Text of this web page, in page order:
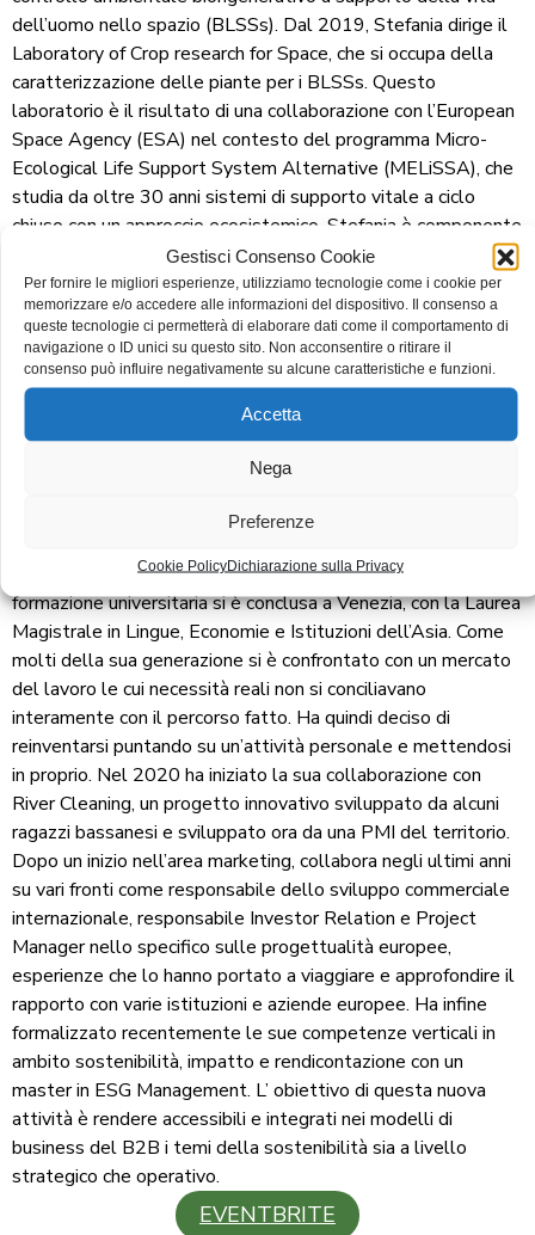
Gestisci Consenso Cookie
Per fornire le migliori esperienze, utilizziamo tecnologie come i cookie per
memorizzare e/o accedere alle informazioni del dispositivo. Il consenso a
queste tecnologie ci permetterà di elaborare dati come il comportamento di
navigazione o ID unici su questo sito. Non acconsentire o ritirare il
consenso può influire negativamente su alcune caratteristiche e funzioni.
Accetta
Nega
Preferenze
Cookie PolicyDichiarazione sulla Privacy
dell’uomo nello spazio (BLSSs). Dal 2019, Stefania dirige il
Laboratory of Crop research for Space, che si occupa della
caratterizzazione delle piante per i BLSSs. Questo
laboratorio è il risultato di una collaborazione con l’European
Space Agency (ESA) nel contesto del programma Micro-
Ecological Life Support System Alternative (MELiSSA), che
studia da oltre 30 anni sistemi di supporto vitale a ciclo
chiuso con un approccio ecosistemico. Stefania è componente
del Comitato Tecnico Scientifico dell’Agenzia Spaziale
Italiana, della Stazione Sperimentale per l’Industria delle
Conserve Alimentari-Fondazione di ricerca e della società
Future Farming initiative s.r.l. Stefania è anche componente
del Consiglio Direttivo dell’Accademia dei Georgofili.
Nicola Rubini
Nato nel ’94 a Lugo, in provincia di Ravenna, Nicola Rubini ha
sempre vissuto nella bassa Romagna fino al diploma di Liceo
frequentare Bologna durante i primi studi universitari,
precedente, in campo linguistico ed economico. La sua
formazione universitaria si è conclusa a Venezia, con la Laurea
Magistrale in Lingue, Economie e Istituzioni dell’Asia. Come
molti della sua generazione si è confrontato con un mercato
del lavoro le cui necessità reali non si conciliavano
interamente con il percorso fatto. Ha quindi deciso di
reinventarsi puntando su un’attività personale e mettendosi
in proprio. Nel 2020 ha iniziato la sua collaborazione con
River Cleaning, un progetto innovativo sviluppato da alcuni
ragazzi bassanesi e sviluppato ora da una PMI del territorio.
Dopo un inizio nell’area marketing, collabora negli ultimi anni
su vari fronti come responsabile dello sviluppo commerciale
internazionale, responsabile Investor Relation e Project
Manager nello specifico sulle progettualità europee,
esperienze che lo hanno portato a viaggiare e approfondire il
rapporto con varie istituzioni e aziende europee. Ha infine
formalizzato recentemente le sue competenze verticali in
ambito sostenibilità, impatto e rendicontazione con un
master in ESG Management. L’ obiettivo di questa nuova
attività è rendere accessibili e integrati nei modelli di
business del B2B i temi della sostenibilità sia a livello
strategico che operativo.
EVENTBRITE